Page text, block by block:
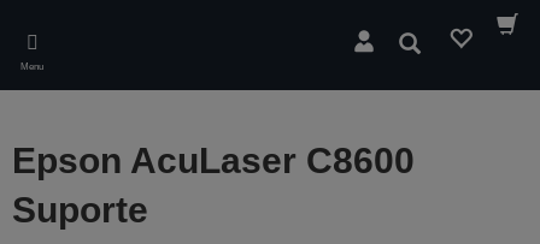
main
content
Menu
Pesquisar
Epson AcuLaser C8600
Suporte